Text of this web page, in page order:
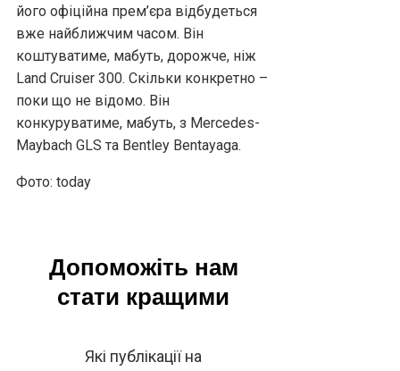
його офіційна прем’єра відбудеться
вже найближчим часом. Він
коштуватиме, мабуть, дорожче, ніж
Land Cruiser 300. Скільки конкретно –
поки що не відомо. Він
конкуруватиме, мабуть, з Mercedes-
Maybach GLS та Bentley Bentayaga.
Фото: today
Допоможіть нам
стати кращими
Які публікації на